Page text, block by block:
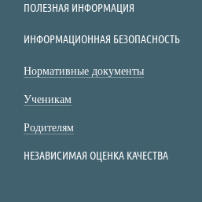
ПОЛЕЗНАЯ ИНФОРМАЦИЯ
ИНФОРМАЦИОННАЯ БЕЗОПАСНОСТЬ
Нормативные документы
Ученикам
Родителям
НЕЗАВИСИМАЯ ОЦЕНКА КАЧЕСТВА